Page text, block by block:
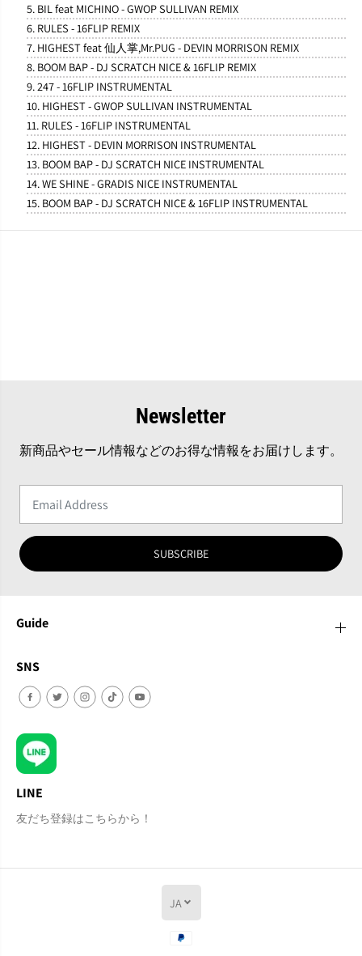
5. BIL feat MICHINO - GWOP SULLIVAN REMIX
6. RULES - 16FLIP REMIX
7. HIGHEST feat 仙人掌,Mr.PUG - DEVIN MORRISON REMIX
8. BOOM BAP - DJ SCRATCH NICE & 16FLIP REMIX
9. 247 - 16FLIP INSTRUMENTAL
10. HIGHEST - GWOP SULLIVAN INSTRUMENTAL
11. RULES - 16FLIP INSTRUMENTAL
12. HIGHEST - DEVIN MORRISON INSTRUMENTAL
13. BOOM BAP - DJ SCRATCH NICE INSTRUMENTAL
14. WE SHINE - GRADIS NICE INSTRUMENTAL
15. BOOM BAP - DJ SCRATCH NICE & 16FLIP INSTRUMENTAL
Newsletter
新商品やセール情報などのお得な情報をお届けします。
SUBSCRIBE
Guide
SNS
LINE
友だち登録はこちらから！
JA